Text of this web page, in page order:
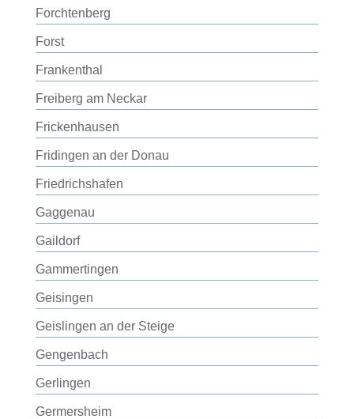
Forchtenberg
Forst
Frankenthal
Freiberg am Neckar
Frickenhausen
Fridingen an der Donau
Friedrichshafen
Gaggenau
Gaildorf
Gammertingen
Geisingen
Geislingen an der Steige
Gengenbach
Gerlingen
Germersheim